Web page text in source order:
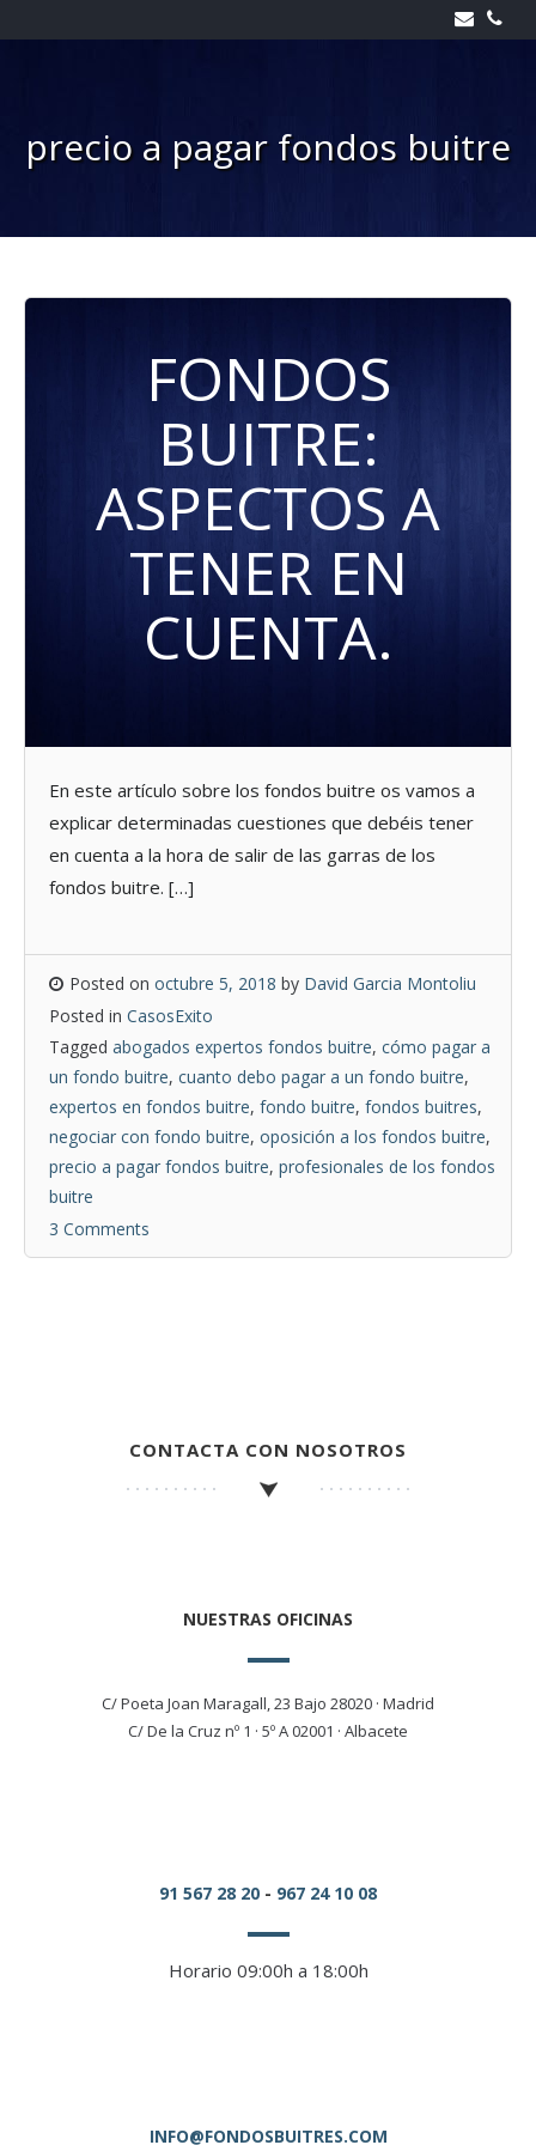
to
precio a pagar fondos buitre
FONDOS
BUITRE:
ASPECTOS A
TENER EN
CUENTA.
En este artículo sobre los fondos buitre os vamos a
explicar determinadas cuestiones que debéis tener
en cuenta a la hora de salir de las garras de los
fondos buitre. […]
Posted on octubre 5, 2018 by David Garcia Montoliu
Posted in CasosExito
Tagged abogados expertos fondos buitre, cómo pagar a
un fondo buitre, cuanto debo pagar a un fondo buitre,
expertos en fondos buitre, fondo buitre, fondos buitres,
negociar con fondo buitre, oposición a los fondos buitre,
precio a pagar fondos buitre, profesionales de los fondos
buitre
3 Comments
CONTACTA CON NOSOTROS
NUESTRAS OFICINAS
C/ Poeta Joan Maragall, 23 Bajo 28020 · Madrid
C/ De la Cruz nº 1 · 5º A 02001 · Albacete
91 567 28 20 - 967 24 10 08
Horario 09:00h a 18:00h
INFO@FONDOSBUITRES.COM